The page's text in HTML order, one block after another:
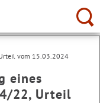
vom 15.03.2024
eines
22, Urteil